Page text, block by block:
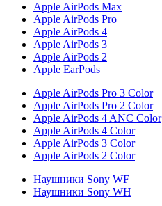
Apple AirPods Max
Apple AirPods Pro
Apple AirPods 4
Apple AirPods 3
Apple AirPods 2
Apple EarPods
Apple AirPods Pro 3 Color
Apple AirPods Pro 2 Color
Apple AirPods 4 ANC Color
Apple AirPods 4 Color
Apple AirPods 3 Color
Apple AirPods 2 Color
Наушники Sony WF
Наушники Sony WH